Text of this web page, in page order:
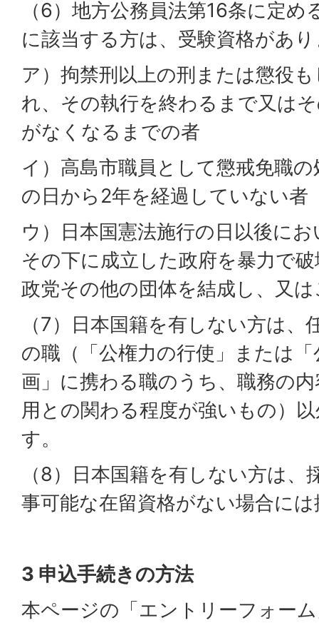
（6）地方公務員法第16条に定
に該当する方は、受験資格があ
ア）拘禁刑以上の刑または懲役
れ、その執行を終わるまで又は
がなくなるまでの者
イ）高島市職員として懲戒免職
の日から2年を経過していない者
ウ）日本国憲法施行の日以後に
その下に成立した政府を暴力で
政党その他の団体を結成し、又
（7）日本国籍を有しない方は、
の職（「公権力の行使」または
画」に携わる職のうち、職務の
用との関わる程度が強いもの）
す。
（8）日本国籍を有しない方は、
事可能な在留資格がない場合に
3 申込手続きの方法
本ページの「エントリーフォー